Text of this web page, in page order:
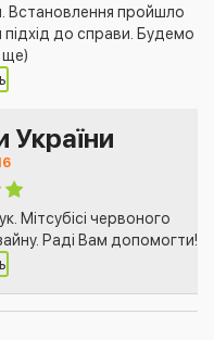
Встановлення пройшло
підхід до справи. Будемо
ще)
України
Мітсубісі червоного
Раді Вам допомогти!